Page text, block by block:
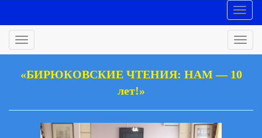
«БИРЮКОВСКИЕ ЧТЕНИЯ: НАМ — 10
лет!»